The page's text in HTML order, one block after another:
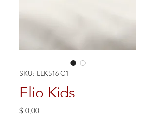
SKU: ELK516 C1
Elio Kids
$ 0,00Precio